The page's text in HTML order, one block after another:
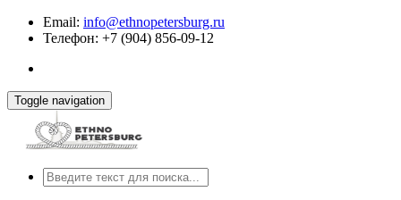
Email: info@ethnopetersburg.ru
Телефон: +7 (904) 856-09-12
Toggle navigation